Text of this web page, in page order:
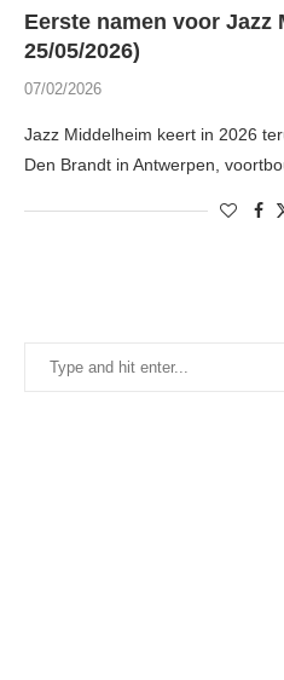
Eerste namen voor Jazz
25/05/2026)
07/02/2026
Jazz Middelheim keert in 2026
Den Brandt in Antwerpen,